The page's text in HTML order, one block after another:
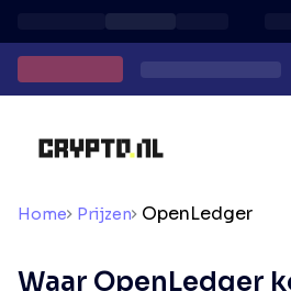
Home Prijzen OpenLedger
Waar OpenLedger